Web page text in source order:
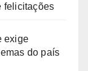
felicitações
exige
do país